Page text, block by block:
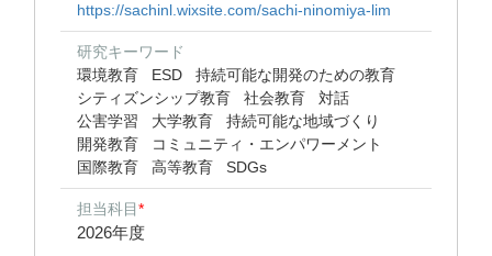
https://sachinl.wixsite.com/sachi-ninomiya-lim
研究キーワード
環境教育
ESD
持続可能な開発のための教育
シティズンシップ教育
社会教育
対話
公害学習
大学教育
持続可能な地域づくり
開発教育
コミュニティ・エンパワーメント
国際教育
高等教育 SDGs
担当科目*
2026年度